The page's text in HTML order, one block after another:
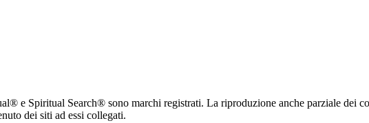
e Spiritual Search® sono marchi registrati. La riproduzione anche parziale dei
dei siti ad essi collegati.